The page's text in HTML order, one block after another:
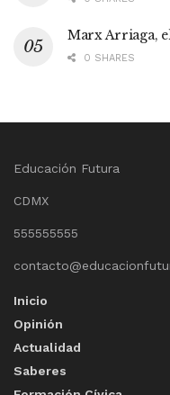
Marx Arriaga,
0 SHARES
Educación Futura
CDMX
555555555
Inicio
Opinión
Actualidad
Saberes